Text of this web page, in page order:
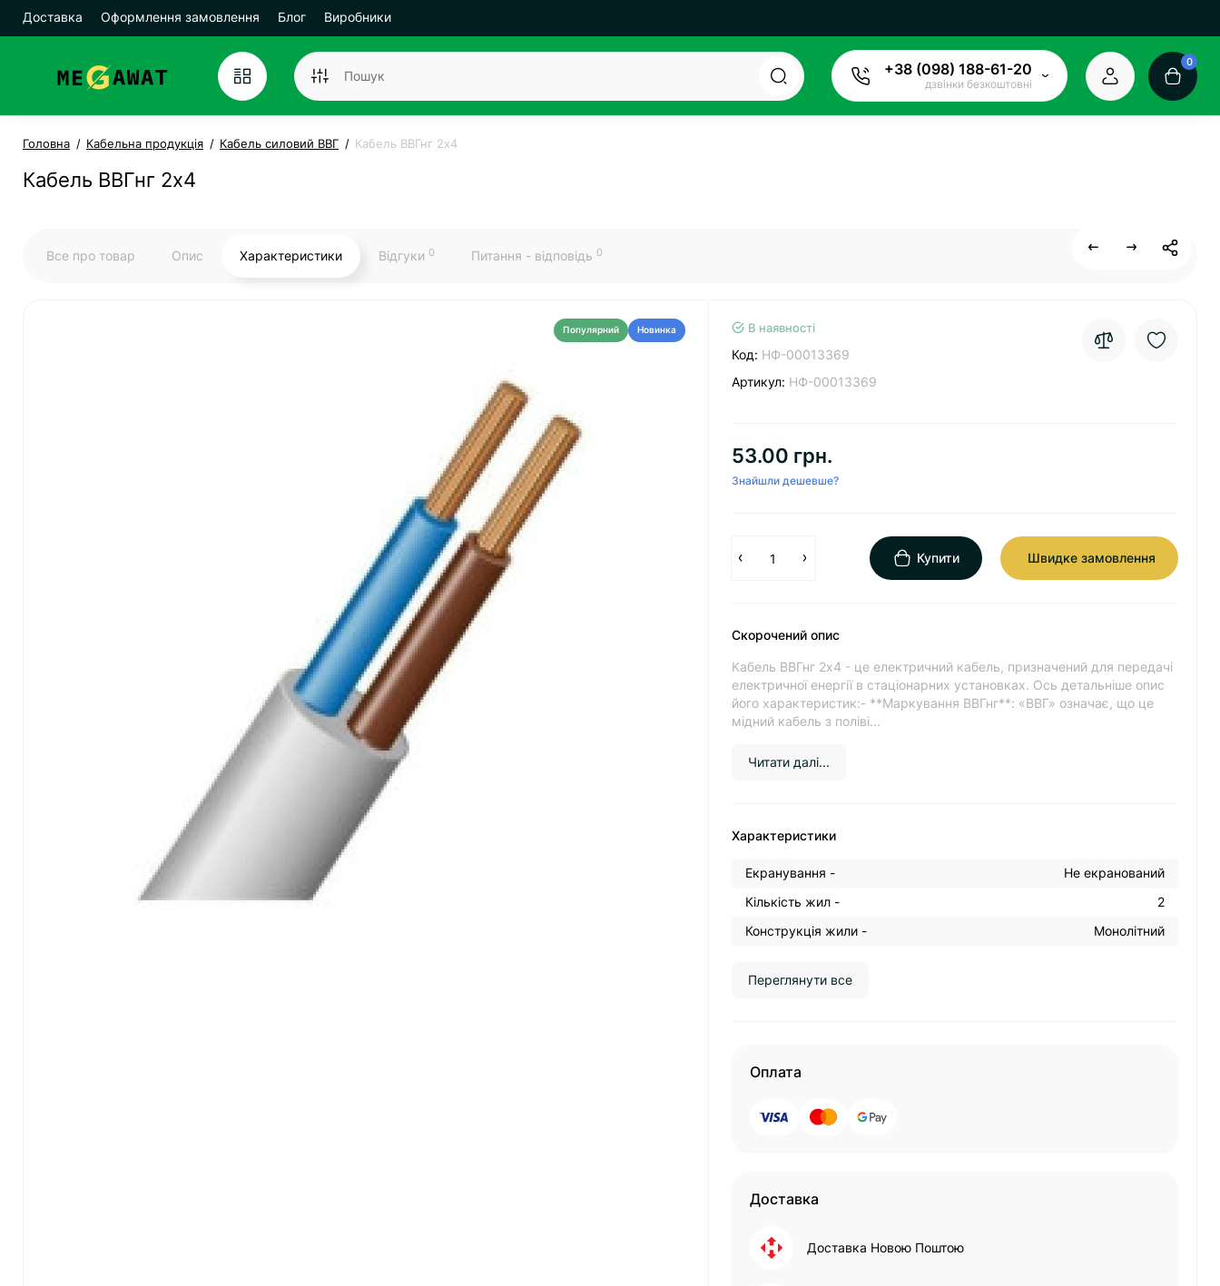
Доставка Оформлення замовлення Блог Виробники
+38 (098) 188-61-20
дзвінки безкоштовні
0
Головна Кабельна продукція Кабель силовий ВВГ Кабель ВВГнг 2х4
Кабель ВВГнг 2х4
Все про товар Опис Характеристики Відгуки 0 Питання - відповідь 0
Популярний Новинка В наявності
Код: НФ-00013369
Артикул: НФ-00013369
53.00 грн.
Знайшли дешевше?
Купити Швидке замовлення
Скорочений опис
Кабель ВВГнг 2х4 - це електричний кабель, призначений для передачі
електричної енергії в стаціонарних установках. Ось детальніше опис
його характеристик:- **Маркування ВВГнг**: «ВВГ» означає, що це
мідний кабель з поліві...
Читати далі...
Характеристики
Екранування -
Не екранований
Кількість жил -
2
Конструкція жили -
Монолітний
Переглянути все
Оплата
Доставка
Доставка Новою Поштою